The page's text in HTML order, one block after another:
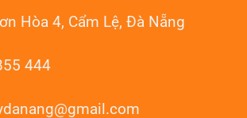
Hòa 4, Cẩm Lệ, Đà Nẵng
444